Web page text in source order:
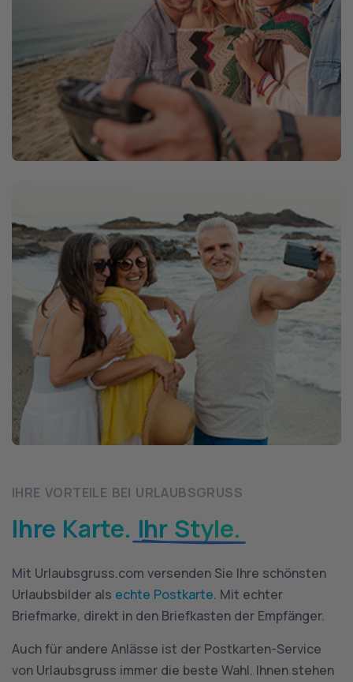
IHRE VORTEILE BEI URLAUBSGRUSS
Ihre Karte. Ihr Style.
Mit Urlaubsgruss.com versenden Sie Ihre schönsten
Urlaubsbilder als echte Postkarte. Mit echter
Briefmarke, direkt in den Briefkasten der Empfänger.
Auch für andere Anlässe ist der Postkarten-Service
von Urlaubsgruss immer die beste Wahl. Ihnen stehen